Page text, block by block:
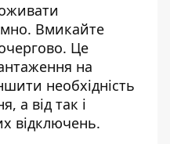
Вмикайте
Це
на
необхідність
а від так і
відключень.